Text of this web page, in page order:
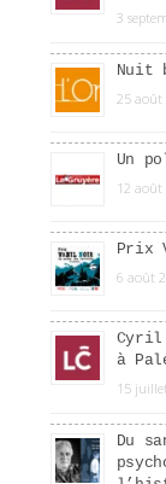
3
Nuit
25 août
Un
12 août
Prix
6 août
Cyril
à
15
Du